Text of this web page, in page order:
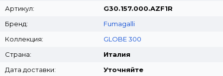
Артикул:
G30.157.000.AZF1R
Бренд:
Fumagalli
Коллекция:
GLOBE 300
Страна:
Италия
Дата доставки:
Уточняйте